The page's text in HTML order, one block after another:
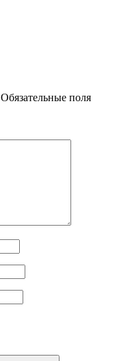
Обязательные поля